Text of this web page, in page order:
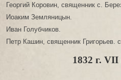
Георгий Коровин, священник с.
Иоаким Земляницын.
Иван Голубчиков.
Петр Кашин, священник Григорьев.
1832 г.